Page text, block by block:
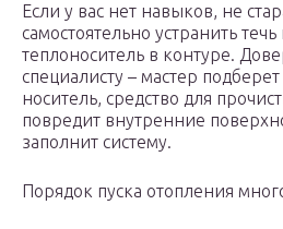
Если у вас нет навыков, не
самостоятельно устранить
теплоноситель в контуре.
специалисту – мастер
носитель, средство для
повредит внутренние
заполнит систему.
Порядок пуска отопления